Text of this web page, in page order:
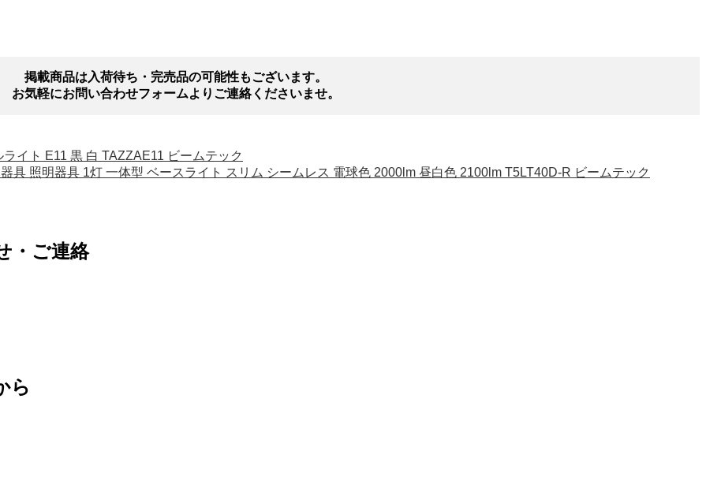
掲載商品は入荷待ち・完売品の可能性もございます。
お気軽にお問い合わせフォームよりご連絡くださいませ。
イト E11 黒 白 TAZZAE11 ビームテック
具 照明器具 1灯 一体型 ベースライト スリム シームレス 電球色 2000lm 昼白色 2100lm T5LT40D-R ビームテック
・ご連絡
ら